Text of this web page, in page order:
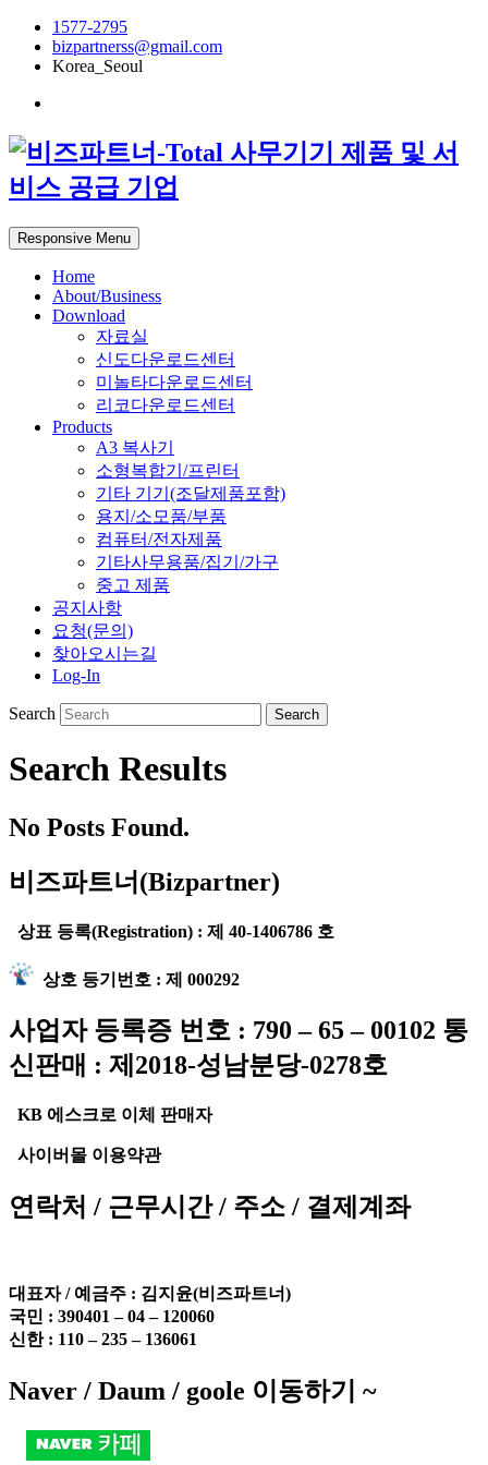
1577-2795
bizpartnerss@gmail.com
Korea_Seoul
Responsive Menu
Home
About/Business
Download
자료실
신도다운로드센터
미놀타다운로드센터
리코다운로드센터
Products
A3 복사기
소형복합기/프린터
기타 기기(조달제품포함)
용지/소모품/부품
컴퓨터/전자제품
기타사무용품/집기/가구
중고 제품
공지사항
요청(문의)
찾아오시는길
Log-In
Search
Search Results
No Posts Found.
비즈파트너(Bizpartner)
상표 등록(Registration) : 제 40-1406786 호
상호 등기번호 : 제 000292
사업자 등록증 번호 : 790 – 65 – 00102 통
신판매 : 제2018-성남분당-0278호
KB 에스크로 이체 판매자
사이버몰 이용약관
연락처 / 근무시간 / 주소 / 결제계좌
대표자 / 예금주 : 김지윤(비즈파트너)
국민 : 390401 – 04 – 120060
신한 : 110 – 235 – 136061
Naver / Daum / goole 이동하기 ~